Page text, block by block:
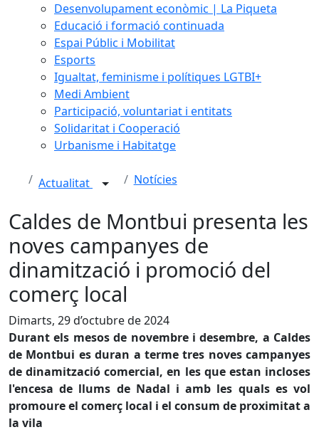
Desenvolupament econòmic | La Piqueta
Educació i formació continuada
Espai Públic i Mobilitat
Esports
Igualtat, feminisme i polítiques LGTBI+
Medi Ambient
Participació, voluntariat i entitats
Solidaritat i Cooperació
Urbanisme i Habitatge
Actualitat Notícies
Caldes de Montbui presenta les
noves campanyes de
dinamització i promoció del
comerç local
Dimarts, 29 d’octubre de 2024
Durant els mesos de novembre i desembre, a Caldes
de Montbui es duran a terme tres noves campanyes
de dinamització comercial, en les que estan incloses
l'encesa de llums de Nadal i amb les quals es vol
promoure el comerç local i el consum de proximitat a
la vila